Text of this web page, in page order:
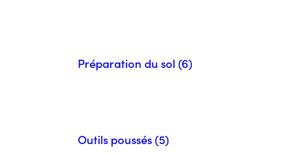
Préparation du sol (6)
Outils poussés (5)